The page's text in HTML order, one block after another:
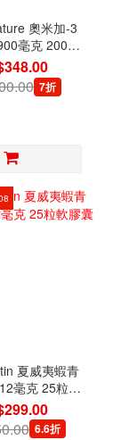
奧米加-3
毫克 200粒
膠囊
7折
夏威夷蝦青
毫克 25粒軟
囊
6.6折